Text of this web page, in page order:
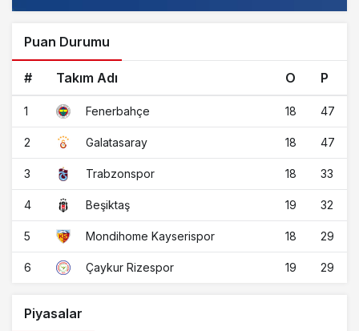
Puan Durumu
# Takım Adı O P
1 Fenerbahçe 18 47
2 Galatasaray 18 47
3 Trabzonspor 18 33
4 Beşiktaş 19 32
5 Mondihome Kayserispor 18 29
6 Çaykur Rizespor 19 29
Piyasalar